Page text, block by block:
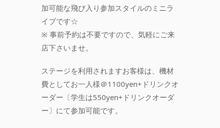
加可能な飛び入り参加スタイルのミニラ
イブです☆
※ 事前予約は不要ですので、気軽にご来
店下さいませ。
ステージを利用されますお客様は、機材
費としてお一人様＠1100yen+ドリンクオ
ーダー〔学生は550yen+ドリンクオーダ
ー〕にて参加可能です。